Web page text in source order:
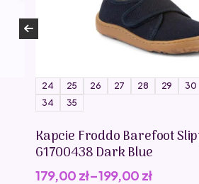
24 25 26 27 28 29 30
34
35
Kapcie Froddo Barefoot
G1700438 Dark Blue
179,00 zł–199,00 zł